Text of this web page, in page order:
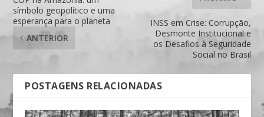
símbolo geopolítico e uma
esperança para o planeta
ANTERIOR
INSS em Crise: Corrupção,
Desmonte Institucional e
os Desafios à Seguridade
Social no Brasil
POSTAGENS RELACIONADAS